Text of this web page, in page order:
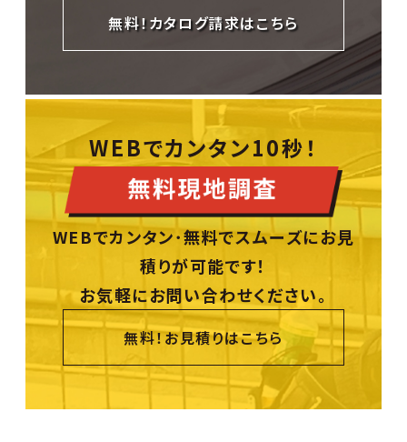
無料！カタログ請求はこちら
WEBでカンタン10秒！
WEBでカンタン･無料でスムーズにお見
積りが可能です！
お気軽にお問い合わせください。
無料！お見積りはこちら